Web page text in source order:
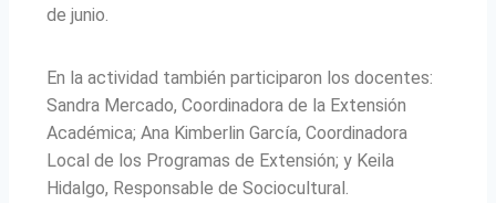
de junio.
En la actividad también participaron los docentes:
Sandra Mercado, Coordinadora de la Extensión
Académica; Ana Kimberlin García, Coordinadora
Local de los Programas de Extensión; y Keila
Hidalgo, Responsable de Sociocultural.